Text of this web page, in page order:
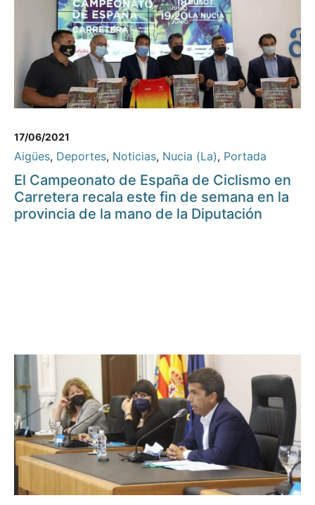
17/06/2021
Aigües, Deportes, Noticias, Nucia (La), Portada
El Campeonato de España de Ciclismo en
Carretera recala este fin de semana en la
provincia de la mano de la Diputación